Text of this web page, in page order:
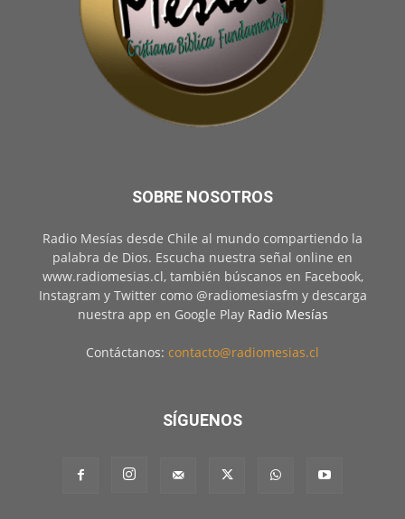
SOBRE NOSOTROS
Radio Mesías desde Chile al mundo compartiendo la
palabra de Dios. Escucha nuestra señal online en
www.radiomesias.cl, también búscanos en Facebook,
Instagram y Twitter como @radiomesiasfm y descarga
nuestra app en Google Play Radio Mesías
Contáctanos: contacto@radiomesias.cl
SÍGUENOS